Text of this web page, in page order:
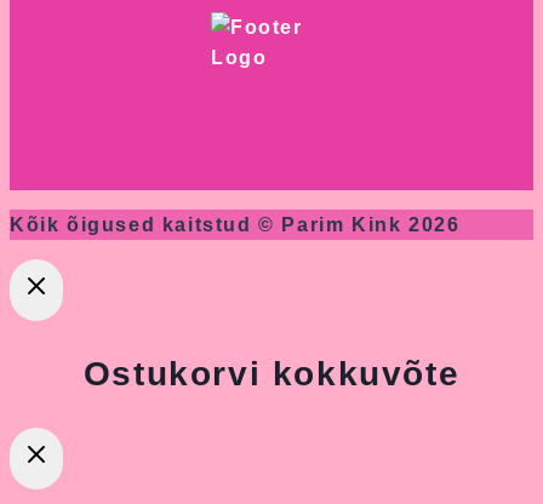
Kõik õigused kaitstud © Parim Kink 2026
Ostukorvi kokkuvõte